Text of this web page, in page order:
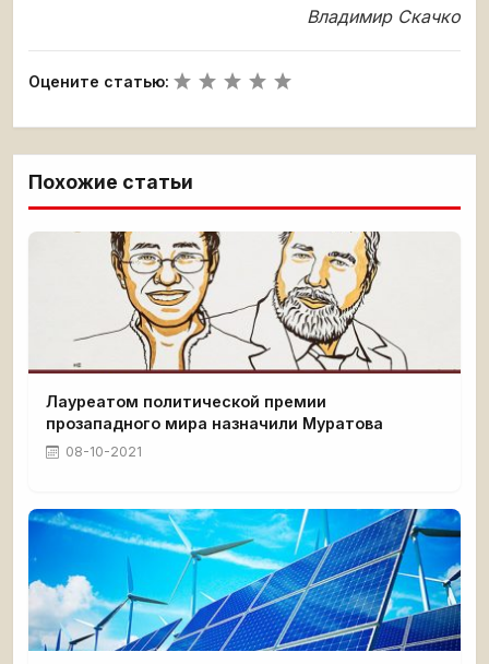
Владимир Скачко
Оцените статью:
Похожие статьи
Лауреатом политической премии
прозападного мира назначили Муратова
08-10-2021